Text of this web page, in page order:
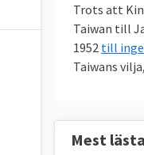
Trots att
Taiwan till
1952 till
Taiwans
Mest